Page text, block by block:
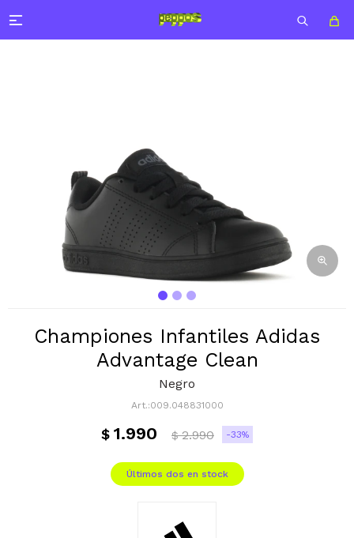

Championes Infantiles Adidas
Advantage Clean
Negro
009.048831000
$ 1.990 $ 2.990 33
Últimos dos en stock